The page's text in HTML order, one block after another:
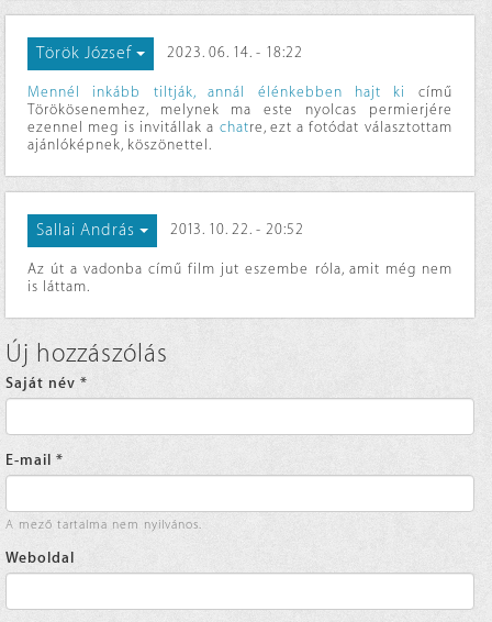
Török József 2023. 06. 14. - 18:22
Mennél inkább tiltják, annál élénkebben hajt ki
című
Törökösenemhez, melynek ma este nyolcas permierjére
ezennel meg is invitállak a chatre, ezt a fotódat választottam
ajánlóképnek, köszönettel.
Sallai András 2013. 10. 22. - 20:52
Az út a vadonba című film jut eszembe róla, amit még nem
is láttam.
Új hozzászólás
Saját név *
E-mail *
A mező tartalma nem nyilvános.
Weboldal